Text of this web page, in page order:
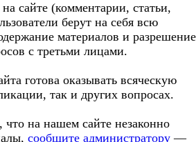
сайте (комментарии, статьи,
берут на себя всю
материалов и разрешение
с третьми лицами.
готова оказывать всяческую
так и других вопросах.
на нашем сайте незаконно
сообщите администратору —